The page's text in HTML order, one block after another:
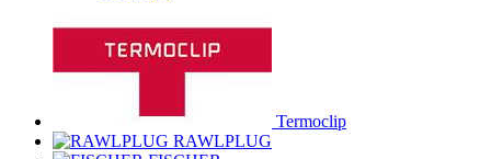
Termoclip
RAWLPLUG